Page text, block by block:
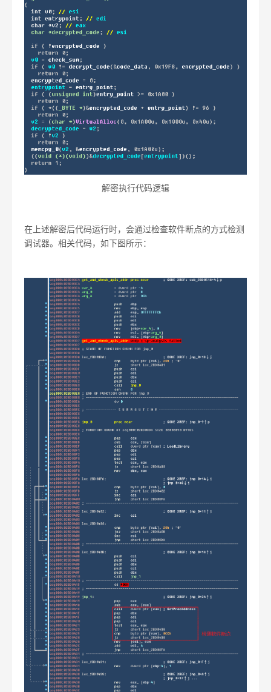
解密执行代码逻辑
在上述解密后代码运行时，会通过检查软件断点的方式检测
调试器。相关代码，如下图所示：